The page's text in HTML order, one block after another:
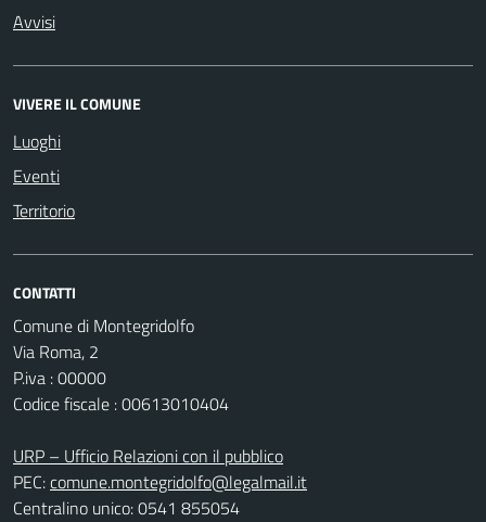
Avvisi
VIVERE IL COMUNE
Luoghi
Eventi
Territorio
CONTATTI
Comune di Montegridolfo
Via Roma, 2
P.iva : 00000
Codice fiscale : 00613010404
URP – Ufficio Relazioni con il pubblico
PEC:comune.montegridolfo@legalmail.it
Centralino unico: 0541 855054